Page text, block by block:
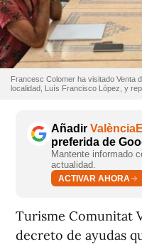
Francesc Colomer ha visitado Venta
localidad, Luís Francisco López, y
Añadir
preferida de
Mantente informado
actualidad.
ACTIVAR AHORA
Turisme Comunitat
decreto de ayudas